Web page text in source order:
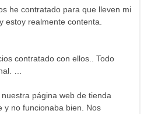
he contratado para que lleven mi
estoy realmente contenta.
contratado con ellos.. Todo
…
página web de tienda
y no funcionaba bien. Nos